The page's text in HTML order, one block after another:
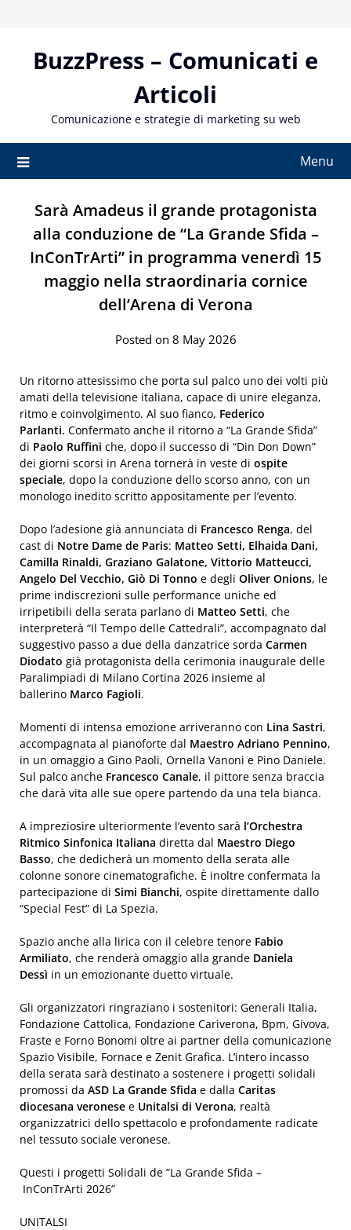
contentBuzzPress – Comunicati e
Articoli
Comunicazione e strategie di marketing su web
Menu
Sarà Amadeus il grande protagonista
alla conduzione de “La Grande Sfida –
InConTrArti” in programma venerdì 15
maggio nella straordinaria cornice
dell’Arena di Verona
Posted on 8 May 2026
Un ritorno attesissimo che porta sul palco uno dei volti più
amati della televisione italiana, capace di unire eleganza,
ritmo e coinvolgimento. Al suo fianco, Federico
Parlanti. Confermato anche il ritorno a “La Grande Sfida”
di Paolo Ruffini che, dopo il successo di “Din Don Down”
dei giorni scorsi in Arena tornerà in veste di ospite
speciale, dopo la conduzione dello scorso anno, con un
monologo inedito scritto appositamente per l’evento.
Dopo l’adesione già annunciata di Francesco Renga, del
cast di Notre Dame de Paris: Matteo Setti, Elhaida Dani,
Camilla Rinaldi, Graziano Galatone, Vittorio Matteucci,
Angelo Del Vecchio, Giò Di Tonno e degli Oliver Onions, le
prime indiscrezioni sulle performance uniche ed
irripetibili della serata parlano di Matteo Setti, che
interpreterà “Il Tempo delle Cattedrali”, accompagnato dal
suggestivo passo a due della danzatrice sorda Carmen
Diodato già protagonista della cerimonia inaugurale delle
Paralimpiadi di Milano Cortina 2026 insieme al
ballerino Marco Fagioli.
Momenti di intensa emozione arriveranno con Lina Sastri,
accompagnata al pianoforte dal Maestro Adriano Pennino,
in un omaggio a Gino Paoli, Ornella Vanoni e Pino Daniele.
Sul palco anche Francesco Canale, il pittore senza braccia
che darà vita alle sue opere partendo da una tela bianca.
A impreziosire ulteriormente l’evento sarà l’Orchestra
Ritmico Sinfonica Italiana diretta dal Maestro Diego
Basso, che dedicherà un momento della serata alle
colonne sonore cinematografiche. È inoltre confermata la
partecipazione di Simi Bianchi, ospite direttamente dallo
“Special Fest” di La Spezia.
Spazio anche alla lirica con il celebre tenore Fabio
Armiliato, che renderà omaggio alla grande Daniela
Dessì in un emozionante duetto virtuale.
Gli organizzatori ringraziano i sostenitori: Generali Italia,
Fondazione Cattolica, Fondazione Cariverona, Bpm, Givova,
Fraste e Forno Bonomi oltre ai partner della comunicazione
Spazio Visibile, Fornace e Zenit Grafica. L’intero incasso
della serata sarà destinato a sostenere i progetti solidali
promossi da ASD La Grande Sfida e dalla Caritas
diocesana veronese e Unitalsi di Verona, realtà
organizzatrici dello spettacolo e profondamente radicate
nel tessuto sociale veronese.
Questi i progetti Solidali de “La Grande Sfida –
InConTrArti 2026”
UNITALSI